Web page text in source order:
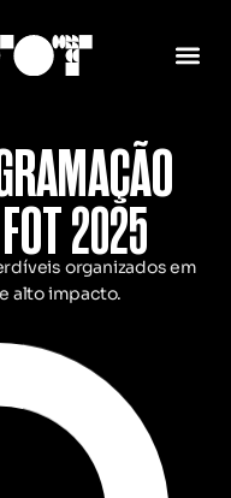
2025
organizados em
alto impacto.